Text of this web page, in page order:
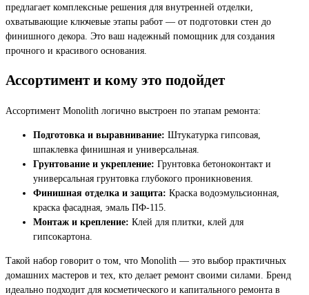
предлагает комплексные решения для внутренней отделки,
охватывающие ключевые этапы работ — от подготовки стен до
финишного декора. Это ваш надежный помощник для создания
прочного и красивого основания.
Ассортимент и кому это подойдет
Ассортимент Monolith логично выстроен по этапам ремонта:
Подготовка и выравнивание: Штукатурка гипсовая,
шпаклевка финишная и универсальная.
Грунтование и укрепление: Грунтовка бетоноконтакт и
универсальная грунтовка глубокого проникновения.
Финишная отделка и защита: Краска водоэмульсионная,
краска фасадная, эмаль ПФ-115.
Монтаж и крепление: Клей для плитки, клей для
гипсокартона.
Такой набор говорит о том, что Monolith — это выбор практичных
домашних мастеров и тех, кто делает ремонт своими силами. Бренд
идеально подходит для косметического и капитального ремонта в